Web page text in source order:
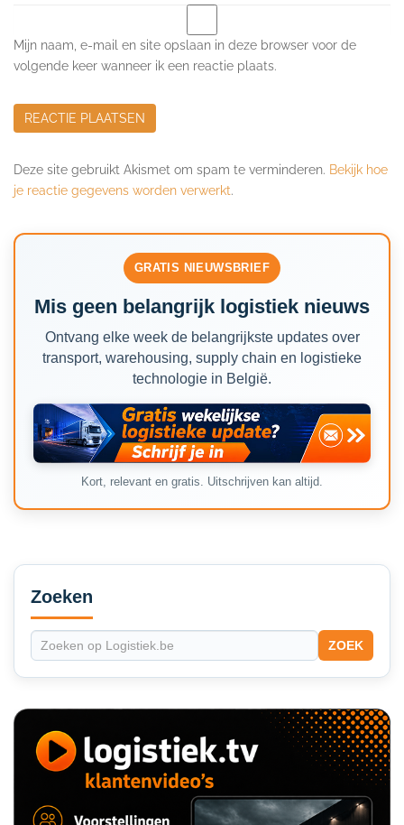
Mijn naam, e-mail en site opslaan in deze browser voor de
volgende keer wanneer ik een reactie plaats.
Deze site gebruikt Akismet om spam te verminderen. Bekijk hoe
je reactie gegevens worden verwerkt.
GRATIS NIEUWSBRIEF
Mis geen belangrijk logistiek nieuws
Ontvang elke week de belangrijkste updates over
transport, warehousing, supply chain en logistieke
technologie in België.
Kort, relevant en gratis. Uitschrijven kan altijd.
Secondary
Sidebar
Zoeken
ZOEK